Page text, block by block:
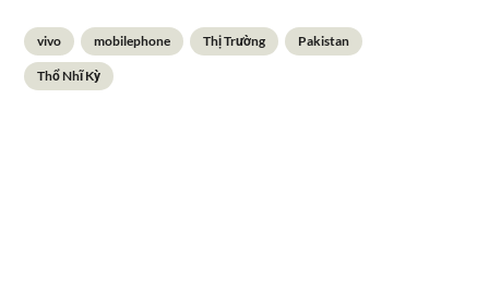
vivo mobilephone Thị Trường Pakistan
Thổ Nhĩ Kỳ